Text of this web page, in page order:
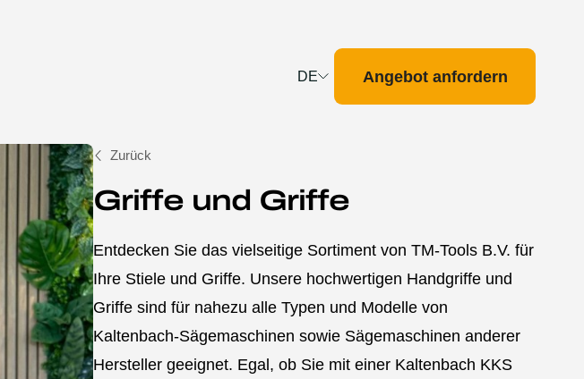
DE
Français
Angebot anfordern
Zurück
Griffe und Griffe
Entdecken Sie das vielseitige Sortiment von TM-Tools B.V. für
Ihre Stiele und Griffe. Unsere hochwertigen Handgriffe und
Griffe sind für nahezu alle Typen und Modelle von
Kaltenbach-Sägemaschinen sowie Sägemaschinen anderer
Hersteller geeignet. Egal, ob Sie mit einer Kaltenbach KKS